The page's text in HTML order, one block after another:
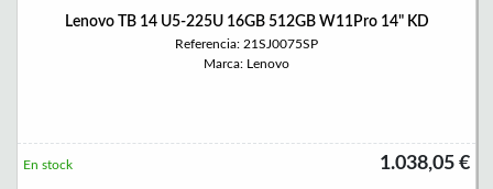
Lenovo TB 14 U5-225U 16GB 512GB W11Pro 14" KD
Referencia: 21SJ0075SP
Marca: Lenovo
1.038,05 €
En stock